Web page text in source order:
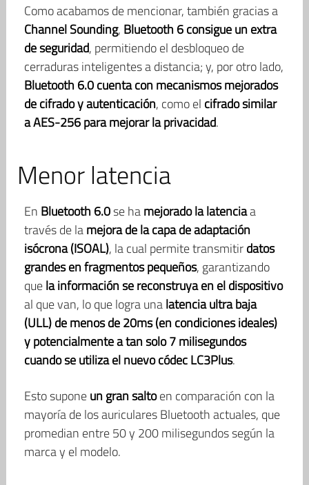
Como acabamos de mencionar, también gracias a
Channel Sounding, Bluetooth 6 consigue un extra
de seguridad, permitiendo el desbloqueo de
cerraduras inteligentes a distancia; y, por otro lado,
Bluetooth 6.0 cuenta con mecanismos mejorados
de cifrado y autenticación, como el cifrado similar
a AES-256para mejorar la privacidad.
Menor latencia
En Bluetooth 6.0se hamejorado la latenciaa
través de lamejora de la capa de adaptación
isócrona (ISOAL), la cual permite transmitirdatos
grandes en fragmentos pequeños, garantizando
quela información se reconstruya en el dispositivo
al que van, lo que logra unalatencia ultra baja
(ULL) de menos de 20ms (en condiciones ideales)
y potencialmente a tan solo 7 milisegundos
cuando se utiliza el nuevo códec LC3Plus.
Esto suponeun gran saltoen comparación con la
mayoría de los auriculares Bluetooth actuales, que
promedian entre 50 y 200 milisegundos según la
marca y el modelo.